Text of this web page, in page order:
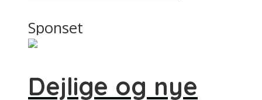
Sponset
Dejlige og nye